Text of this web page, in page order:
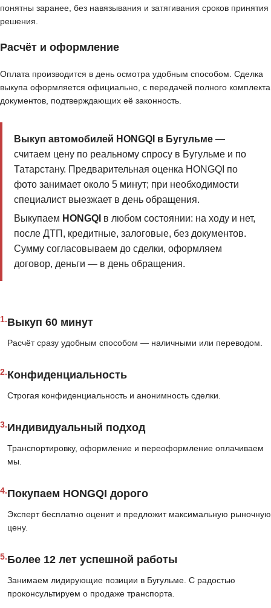
понятны заранее, без навязывания и затягивания сроков принятия
решения.
Расчёт и оформление
Оплата производится в день осмотра удобным способом. Сделка
выкупа оформляется официально, с передачей полного комплекта
документов, подтверждающих её законность.
Выкуп автомобилей HONGQI в Бугульме—
считаем цену по реальному спросу в Бугульме и по
Татарстану. Предварительная оценка HONGQI по
фото занимает около 5 минут; при необходимости
специалист выезжает в день обращения.
Выкупаем HONGQI в любом состоянии: на ходу и нет,
после ДТП, кредитные, залоговые, без документов.
Сумму согласовываем до сделки, оформляем
договор, деньги — в день обращения.
1.Выкуп 60 минут
Расчёт сразу удобным способом — наличными или переводом.
2.Конфиденциальность
Строгая конфиденциальность и анонимность сделки.
3.Индивидуальный подход
Транспортировку, оформление и переоформление оплачиваем
мы.
4.Покупаем HONGQI дорого
Эксперт бесплатно оценит и предложит максимальную рыночную
цену.
5.Более 12 лет успешной работы
Занимаем лидирующие позиции в Бугульме. С радостью
проконсультируем о продаже транспорта.